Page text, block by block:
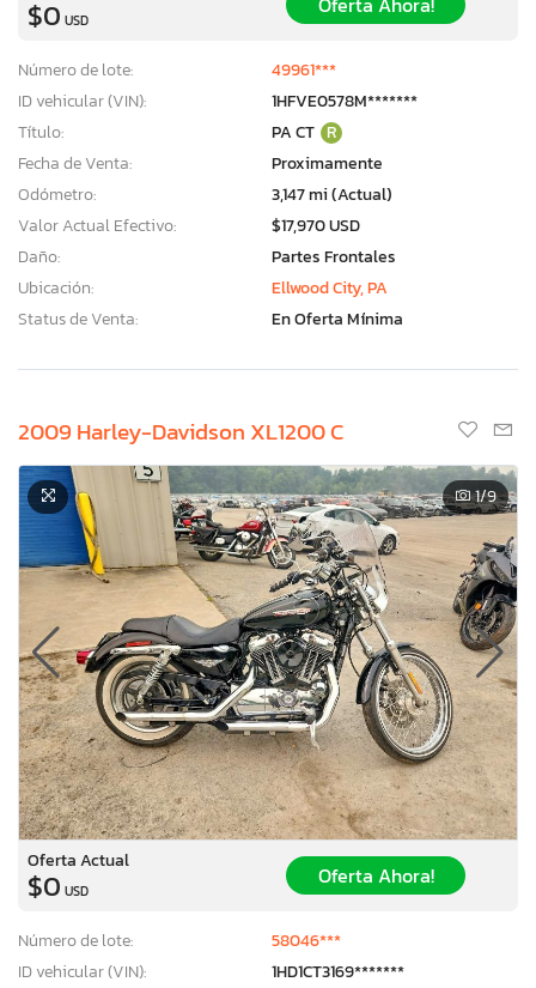
$0 USD
Número de lote:
49961***
ID vehicular (VIN):
1HFVE0578M*******
Título:
PA CT R
Fecha de Venta:
Proximamente
Odómetro:
3,147 mi (Actual)
Valor Actual Efectivo:
$17,970 USD
Daño:
Partes Frontales
Ubicación:
Ellwood City, PA
Status de Venta:
En Oferta Mínima
2009 Harley-Davidson XL1200 C
1/9
Oferta Actual
$0 USD
Oferta Ahora!
Número de lote:
58046***
ID vehicular (VIN):
1HD1CT3169*******